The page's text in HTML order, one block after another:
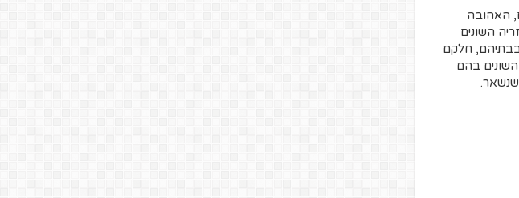
האהובה
השונים
בבתיהם, חלקם
בהם
שנשאר.